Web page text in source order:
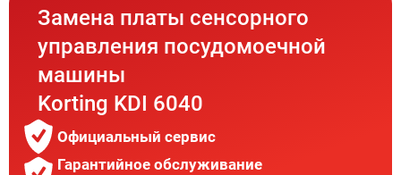
Замена платы сенсорного
управления посудомоечной
машины
Korting KDI 6040
Официальный сервис
Гарантийное обслуживание